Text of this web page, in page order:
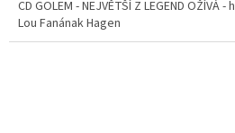
CD GOLEM - NEJVĚTŠÍ Z LEGEND
Lou Fanának Hagen